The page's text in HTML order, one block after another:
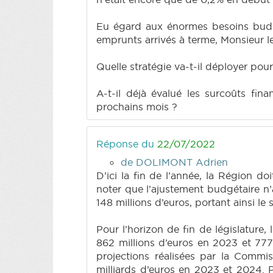
Eu égard aux énormes besoins
emprunts arrivés à terme, Monsieur
Quelle stratégie va-t-il déployer
A-t-il déjà évalué les surcoûts
prochains mois ?
Réponse du 22/07/2022
de DOLIMONT Adrien
D’ici la fin de l’année, la Région
noter que l’ajustement budgétaire
148 millions d’euros, portant ainsi le
Pour l’horizon de fin de législature,
862 millions d’euros en 2023 et
projections réalisées par la
milliards d’euros en 2023 et 2024.